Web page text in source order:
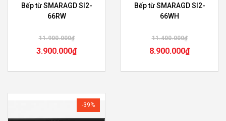
Bếp từ SMARAGD SI2-
66RW
11.900.000₫
3.900.000₫
Bếp từ SMARAGD SI2-
66WH
11.400.000₫
8.900.000₫
-39%